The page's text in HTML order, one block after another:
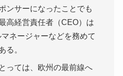
ンサーになったことでも
高経営責任者（CEO）は
ネージャーなどを務めて
る。
っては、欧州の最前線へ